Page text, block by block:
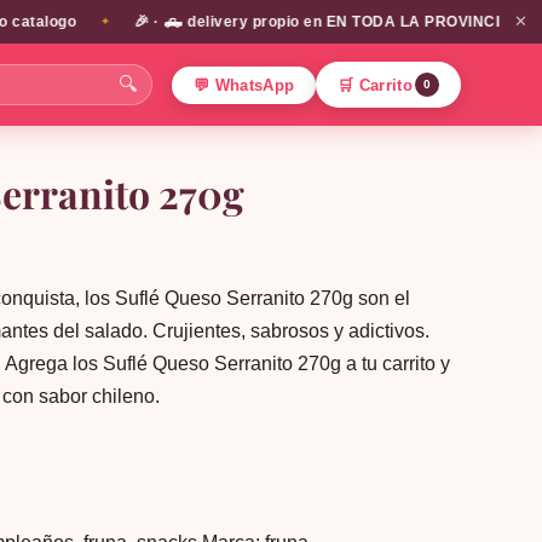
✦ 🎉 · 🛻 delivery propio en EN TODA LA PROVINCIA DE ✕
🔍 💬 WhatsApp 🛒 Carrito 0
270g
los Suflé Queso Serranito 270g son el
del salado. Crujientes, sabrosos y adictivos.
Agrega los Suflé Queso Serranito 270g a tu carrito y
sabor chileno.